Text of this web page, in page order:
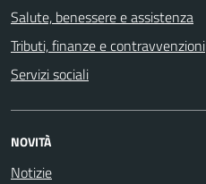
Salute, benessere e assistenza
Tributi, finanze e contravvenzioni
Servizi sociali
NOVITÀ
Notizie